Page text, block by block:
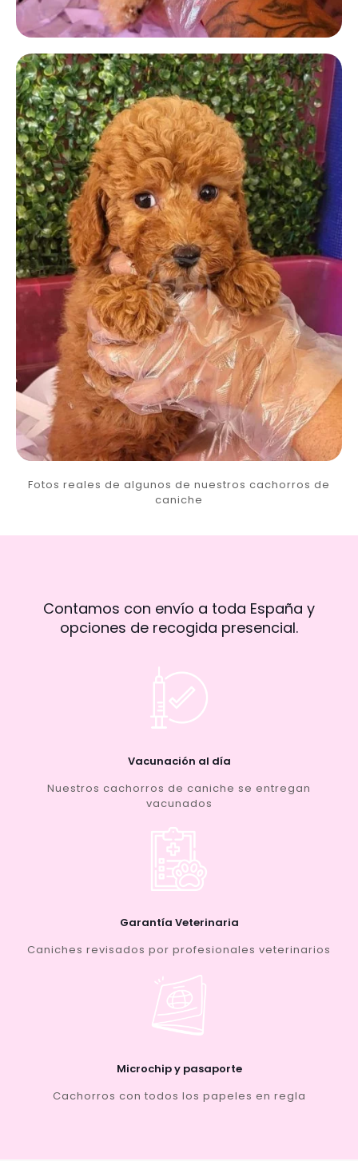
Fotos reales de algunos de nuestros cachorros de
caniche
Contamos con envío a toda España y
opciones de recogida presencial.
Vacunación al día
Nuestros cachorros de caniche se entregan
vacunados
Garantía Veterinaria
Caniches revisados por profesionales veterinarios
Microchip y pasaporte
Cachorros con todos los papeles en regla